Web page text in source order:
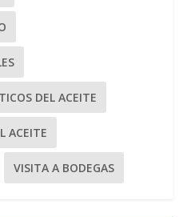
DEL ACEITE
ACEITE
VISITA A BODEGAS